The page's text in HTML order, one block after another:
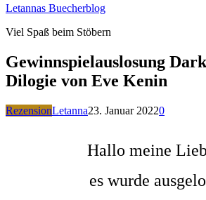
Letannas Buecherblog
Viel Spaß beim Stöbern
Gewinnspielauslosung
Dilogie von Eve Kenin
RezensionLetanna23. Januar 20220
Hallo meine
es wurde